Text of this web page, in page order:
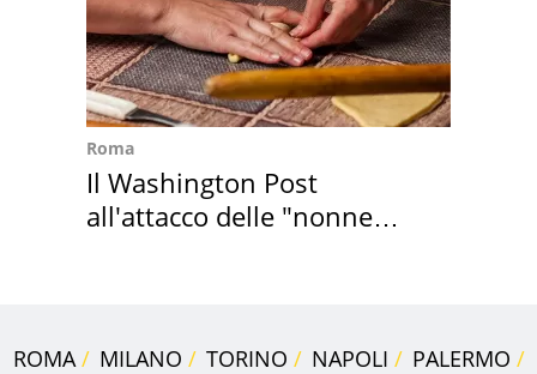
Roma
Il Washington Post
all'attacco delle "nonne
ROMA MILANO TORINO NAPOLI
PALERMO